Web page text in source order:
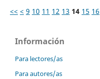
<< < 9 10 11 12 13 14 15 16
Información
Para lectores/as
Para autores/as